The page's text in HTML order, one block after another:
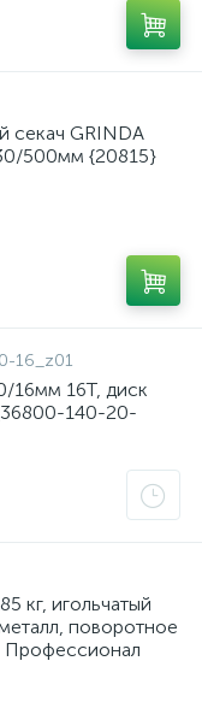
секач GRINDA
500мм {20815}
16_z01
16мм 16Т, диск
140-20-
кг, игольчатый
поворотное